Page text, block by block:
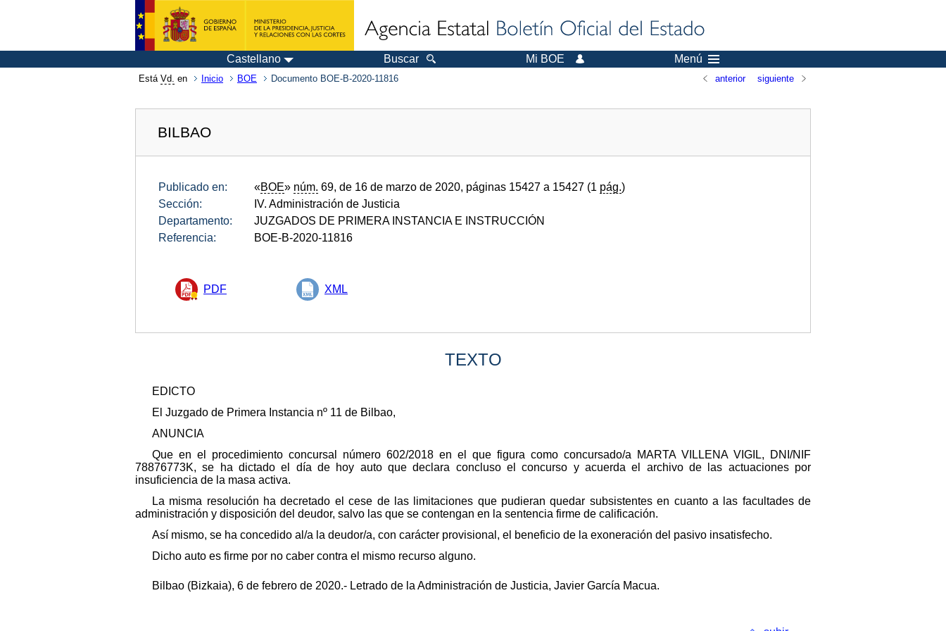
Castellano Buscar Mi BOE Menú
Está Vd. en Inicio BOE Documento BOE-B-2020-11816 anterior siguiente
BILBAO
Publicado en: «BOE» núm. 69, de 16 de marzo de 2020, páginas 15427 a 15427 (1 pág.)
Sección:
IV. Administración de Justicia
Departamento:
JUZGADOS DE PRIMERA INSTANCIA E INSTRUCCIÓN
Referencia:
BOE-B-2020-11816
PDF XML
TEXTO
EDICTO
El Juzgado de Primera Instancia nº 11 de Bilbao,
ANUNCIA
Que en el procedimiento concursal número 602/2018 en el que figura como concursado/a MARTA VILLENA VIGIL, DNI/NIF
78876773K, se ha dictado el día de hoy auto que declara concluso el concurso y acuerda el archivo de las actuaciones por
insuficiencia de la masa activa.
La misma resolución ha decretado el cese de las limitaciones que pudieran quedar subsistentes en cuanto a las facultades de
administración y disposición del deudor, salvo las que se contengan en la sentencia firme de calificación.
Así mismo, se ha concedido al/a la deudor/a, con carácter provisional, el beneficio de la exoneración del pasivo insatisfecho.
Dicho auto es firme por no caber contra el mismo recurso alguno.
Bilbao (Bizkaia), 6 de febrero de 2020.- Letrado de la Administración de Justicia, Javier García Macua.